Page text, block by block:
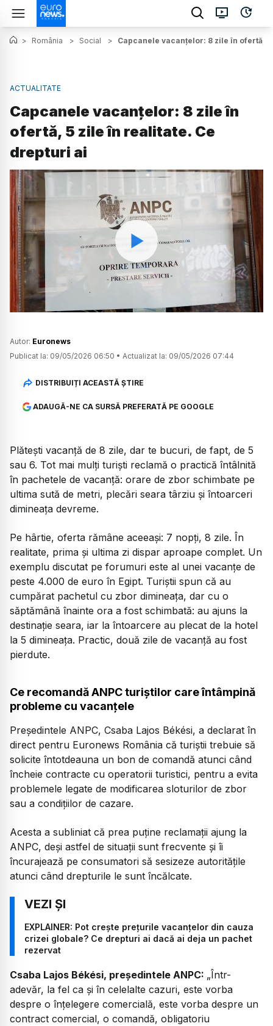
> România > Social > Capcanele vacanțelor: 8 zile în ofertă,
ACTUALITATE
Capcanele vacanțelor: 8 zile în
ofertă, 5 zile în realitate. Ce
drepturi ai
Watch
Autor: Euronews
Publicat la: 09/05/2026 06:50 • Actualizat la: 09/05/2026 07:44
DISTRIBUIȚI ACEASTĂ ȘTIRE
ADAUGĂ-NE CA SURSĂ PREFERATĂ PE GOOGLE
Plătești vacanță de 8 zile, dar te bucuri, de fapt, de 5
sau 6. Tot mai mulți turiști reclamă o practică întâlnită
în pachetele de vacanță: orare de zbor schimbate pe
ultima sută de metri, plecări seara târziu și întoarceri
dimineața devreme.
Pe hârtie, oferta rămâne aceeași: 7 nopți, 8 zile. În
realitate, prima și ultima zi dispar aproape complet. Un
exemplu discutat pe forumuri este al unei vacanțe de
peste 4.000 de euro în Egipt. Turiștii spun că au
cumpărat pachetul cu zbor dimineața, dar cu o
săptămână înainte ora a fost schimbată: au ajuns la
destinație seara, iar la întoarcere au plecat de la hotel
la 5 dimineața. Practic, două zile de vacanță au fost
pierdute.
Ce recomandă ANPC turiștilor care întâmpină
probleme cu vacanțele
Președintele ANPC, Csaba Lajos Békési, a declarat în
direct pentru Euronews România că turiștii trebuie să
solicite întotdeauna un bon de comandă atunci când
încheie contracte cu operatorii turistici, pentru a evita
problemele legate de modificarea sloturilor de zbor
sau a condițiilor de cazare.
Acesta a subliniat că prea puține reclamații ajung la
ANPC, deși astfel de situații sunt frecvente și îi
încurajează pe consumatori să sesizeze autoritățile
atunci când drepturile le sunt încălcate.
EXPLAINER: Pot crește prețurile vacanțelor din cauza
crizei globale? Ce drepturi ai dacă ai deja un pachet
rezervat
Csaba Lajos Békési, președintele ANPC: „Într-
adevăr, la fel ca și în celelalte cazuri, este vorba
despre o înțelegere comercială, este vorba despre un
contract comercial, o comandă, obligatoriu